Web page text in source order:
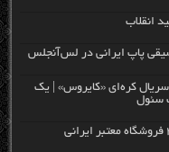
پاپ ایرانی در لس‌آنجلس
کره‌ای «کایروس» | یک
سئول